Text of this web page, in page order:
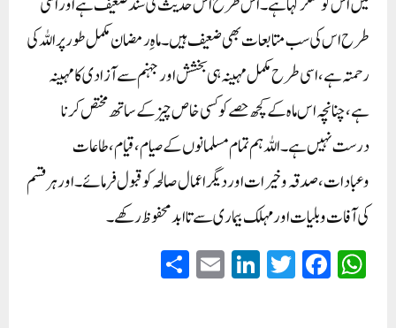
طرح اس کی سب متابعات بھی ضعیف ہیں۔ماہِ رمضان مکمل طور پر اللہ کی
رحمتہ ہے، اسی طرح مکمل مہینہ ہی بخشش اور جہنم سے آزادی کا مہینہ
ہے، چنانچہ اس ماہ کے کچھ حصے کو کسی خاص چیز کےساتھ مختص کرنا
درست نہیں ہے۔اللہ ہم تمام مسلمانوں کے صیام، قیام، طاعات
وعبادات، صدقہ وخیرات اور دیگر اعمال صالحہ کو قبول فرمائے۔ اور ہرقسم
کی آفات وبلیات اور مہلک بیماری سے تاابد محفوظ رکھے۔
W
Fa
T
Li
E